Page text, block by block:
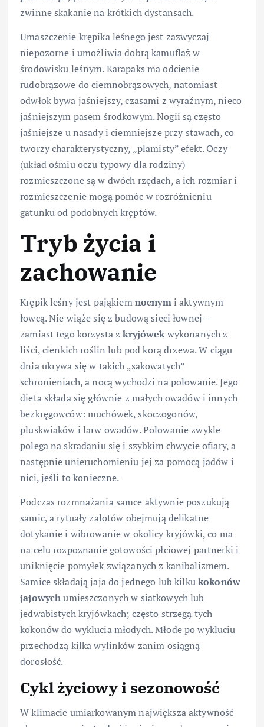
zwinne skakanie na krótkich dystansach.
Umaszczenie krępika leśnego jest zazwyczaj
niepozorne i umożliwia dobrą kamuflaż w
środowisku leśnym. Karapaks ma odcienie
rudobrązowe do ciemnobrązowych, natomiast
odwłok bywa jaśniejszy, czasami z wyraźnym, nieco
jaśniejszym pasem środkowym. Nogii są często
jaśniejsze u nasady i ciemniejsze przy stawach, co
tworzy charakterystyczny, „plamisty” efekt. Oczy
(układ ośmiu oczu typowy dla rodziny)
rozmieszczone są w dwóch rzędach, a ich rozmiar i
rozmieszczenie mogą pomóc w rozróżnieniu
gatunku od podobnych kręptów.
Tryb życia i
zachowanie
Krępik leśny jest pająkiemnocnymi aktywnym
łowcą. Nie wiąże się z budową sieci łownej —
zamiast tego korzysta zkryjówekwykonanych z
liści, cienkich roślin lub pod korą drzewa. W ciągu
dnia ukrywa się w takich „sakowatych”
schronieniach, a nocą wychodzi na polowanie. Jego
dieta składa się głównie z małych owadów i innych
bezkręgowców: muchówek, skoczogonów,
pluskwiaków i larw owadów. Polowanie zwykle
polega na skradaniu się i szybkim chwycie ofiary, a
następnie unieruchomieniu jej za pomocą jadów i
nici, jeśli to konieczne.
Podczas rozmnażania samce aktywnie poszukują
samic, a rytuały zalotów obejmują delikatne
dotykanie i wibrowanie w okolicy kryjówki, co ma
na celu rozpoznanie gotowości płciowej partnerki i
uniknięcie pomyłek związanych z kanibalizmem.
Samice składają jaja do jednego lub kilkukokonów
jajowychumieszczonych w siatkowych lub
jedwabistych kryjówkach; często strzegą tych
kokonów do wyklucia młodych. Młode po wykluciu
przechodzą kilka wylinków zanim osiągną
dorosłość.
Cykl życiowy i sezonowość
W klimacie umiarkowanym największa aktywność